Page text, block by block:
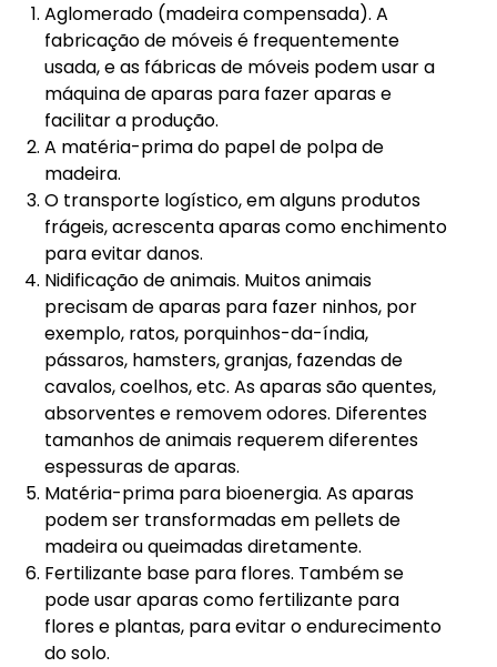
Aglomerado (madeira compensada). A
fabricação de móveis é frequentemente
usada, e as fábricas de móveis podem usar a
máquina de aparas para fazer aparas e
facilitar a produção.
A matéria-prima do papel de polpa de
madeira.
O transporte logístico, em alguns produtos
frágeis, acrescenta aparas como enchimento
para evitar danos.
Nidificação de animais. Muitos animais
precisam de aparas para fazer ninhos, por
exemplo, ratos, porquinhos-da-índia,
pássaros, hamsters, granjas, fazendas de
cavalos, coelhos, etc. As aparas são quentes,
absorventes e removem odores. Diferentes
tamanhos de animais requerem diferentes
espessuras de aparas.
Matéria-prima para bioenergia. As aparas
podem ser transformadas em pellets de
madeira ou queimadas diretamente.
Fertilizante base para flores. Também se
pode usar aparas como fertilizante para
flores e plantas, para evitar o endurecimento
do solo.